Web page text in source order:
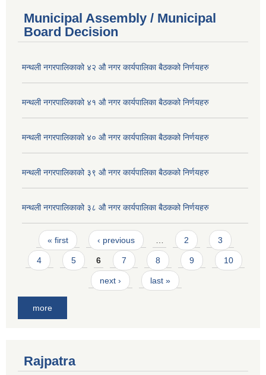
Municipal Assembly / Municipal
Board Decision
मन्थली नगरपालिकाको ४२ औ नगर कार्यपालिका बैठकको निर्णयहरु
मन्थली नगरपालिकाको ४१ औ नगर कार्यपालिका बैठकको निर्णयहरु
मन्थली नगरपालिकाको ४० औ नगर कार्यपालिका बैठकको निर्णयहरु
मन्थली नगरपालिकाको ३९ औ नगर कार्यपालिका बैठकको निर्णयहरु
मन्थली नगरपालिकाको ३८ औ नगर कार्यपालिका बैठकको निर्णयहरु
Pages
« first ‹ previous 2 3
4 5 6 7 8 9 10
next › last »
more
Rajpatra